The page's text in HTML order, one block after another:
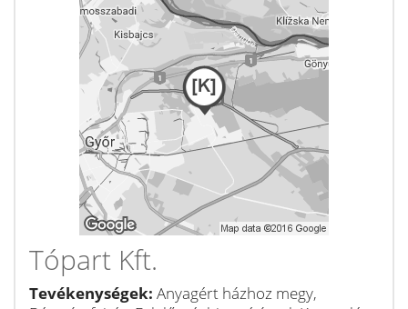
Tópart Kft.
Tevékenységek: Anyagért házhoz megy,